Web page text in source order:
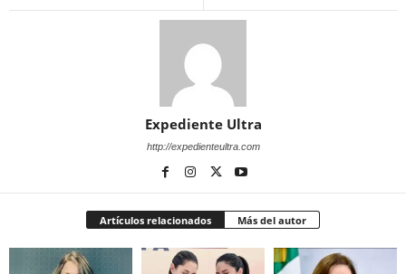
Expediente Ultra
http://expedienteultra.com
Artículos relacionados Más del autor